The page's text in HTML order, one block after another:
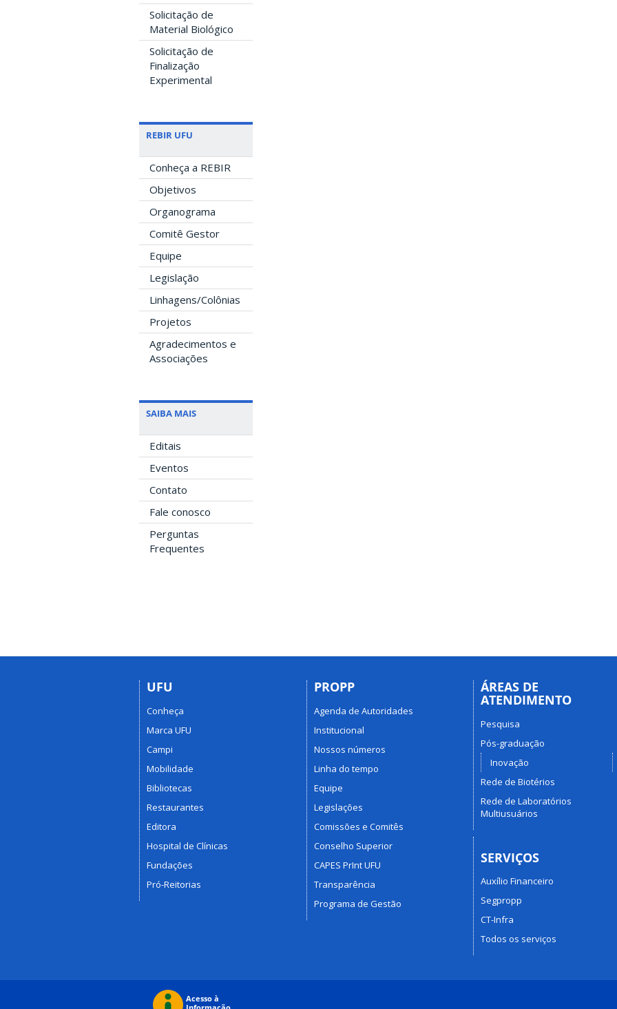
Solicitação de
Material Biológico
Solicitação de
Finalização
Experimental
REBIR UFU
Conheça a REBIR
Objetivos
Organograma
Comitê Gestor
Equipe
Legislação
Linhagens/Colônias
Projetos
Agradecimentos e
Associações
SAIBA MAIS
Editais
Eventos
Contato
Fale conosco
Perguntas
Frequentes
UFU
Conheça
Marca UFU
Campi
Mobilidade
Bibliotecas
Restaurantes
Editora
Hospital de Clínicas
Fundações
Pró-Reitorias
PROPP
Agenda de Autoridades
Institucional
Nossos números
Linha do tempo
Equipe
Legislações
Comissões e Comitês
Conselho Superior
CAPES PrInt UFU
Transparência
Programa de Gestão
ÁREAS DE
ATENDIMENTO
Pesquisa
Pós-graduação
Inovação
Rede de Biotérios
Rede de Laboratórios
Multiusuários
SERVIÇOS
Auxílio Financeiro
Segpropp
CT-Infra
Todos os serviços